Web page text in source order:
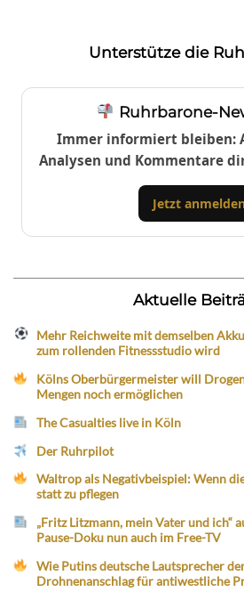
Unterstütze die
Ruhrbarone-
Immer informiert bleiben:
Analysen und Kommentare
Jetzt anmelden
Aktuelle
Mehr Reichweite mit demselben
zum rollenden Fitnessstudio wird
Kölns Oberbürgermeister will
Mengen noch ermöglichen
The Casualties live in Köln
Der Ruhrpilot
Waltrop als Negativbeispiel: Wenn
statt zu pflegen
„Fritz Litzmann, mein Vater und ich“
Pause-Doku nun auch im Free-TV
Wie Putins deutsche Lautsprecher
Drohnenanschlag für antiwestliche